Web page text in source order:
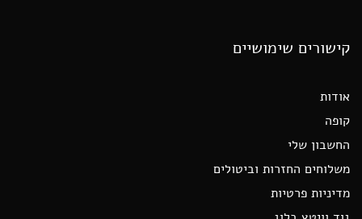
קישורים שימושיים
אודות
קופה
החשבון שלי
משלוחים החזרות וביטולים
מדיניות פרטיות